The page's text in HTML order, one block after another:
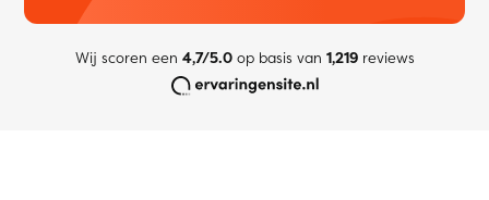
Wij scoren een 4,7/5.0op basis van 1,219reviews